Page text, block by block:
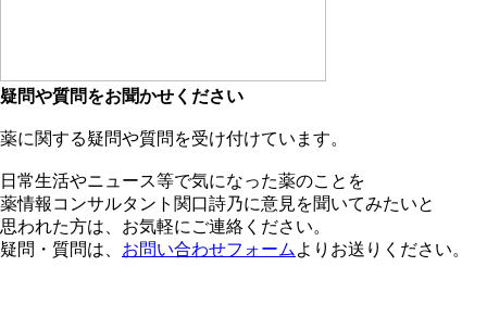
疑問や質問をお聞かせください
薬に関する疑問や質問を受け付けています。
日常生活やニュース等で気になった薬のことを
薬情報コンサルタント関口詩乃に意見を聞いてみたいと
思われた方は、お気軽にご連絡ください。
疑問・質問は、 お問い合わせフォーム よりお送りください。